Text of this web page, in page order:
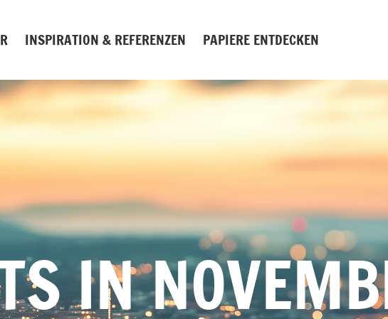
INSPIRATION & REFERENZEN PAPIERE ENTDECKEN
IN